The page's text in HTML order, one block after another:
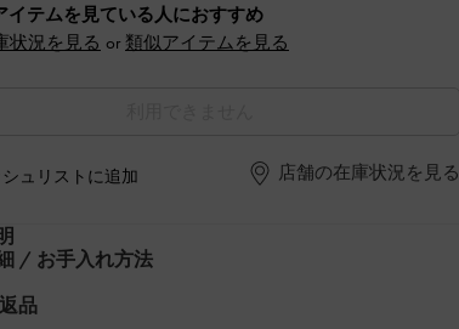
イテムを見ている人におすすめ
状況を見る or 類似アイテムを見る
ュリストに追加 店舗の在庫状況を見る
/ お手入れ方法
品